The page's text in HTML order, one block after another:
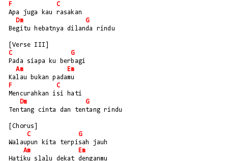
F
C
Apa juga kau rasakan
Dm
G
Begitu hebatnya dilanda rindu
[Verse III]
C
G
Pada siapa ku berbagi
Am
Em
Kalau bukan padamu
F
C
Mencurahkan isi hati
Dm
G
Tentang cinta dan tentang rindu
[Chorus]
C
G
Walaupun kita terpisah jauh
Am
Em
Hatiku slalu dekat denganmu